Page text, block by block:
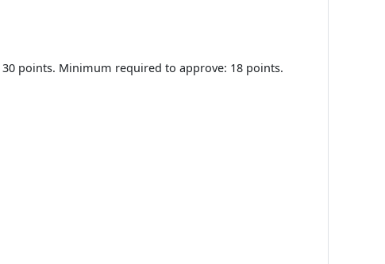
Minimum required to approve: 18 points.